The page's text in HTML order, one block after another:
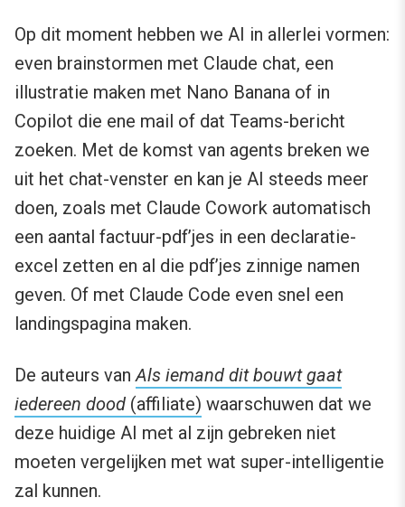
Op dit moment hebben we AI in allerlei vormen:
even brainstormen met Claude chat, een
illustratie maken met Nano Banana of in
Copilot die ene mail of dat Teams-bericht
zoeken. Met de komst van agents breken we
uit het chat-venster en kan je AI steeds meer
doen, zoals met Claude Cowork automatisch
een aantal factuur-pdf’jes in een declaratie-
excel zetten en al die pdf’jes zinnige namen
geven. Of met Claude Code even snel een
landingspagina maken.
De auteurs vanAls iemand dit bouwt gaat
iedereen dood (affiliate) waarschuwen dat we
deze huidige AI met al zijn gebreken niet
moeten vergelijken met wat super-intelligentie
zal kunnen.